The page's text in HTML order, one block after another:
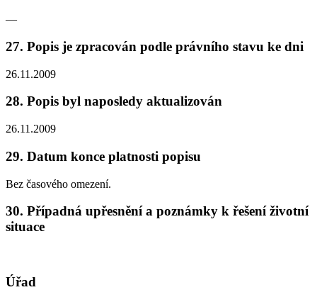
—
27. Popis je zpracován podle právního stavu ke dni
26.11.2009
28. Popis byl naposledy aktualizován
26.11.2009
29. Datum konce platnosti popisu
Bez časového omezení.
30. Případná upřesnění a poznámky k řešení životní
situace
Úřad